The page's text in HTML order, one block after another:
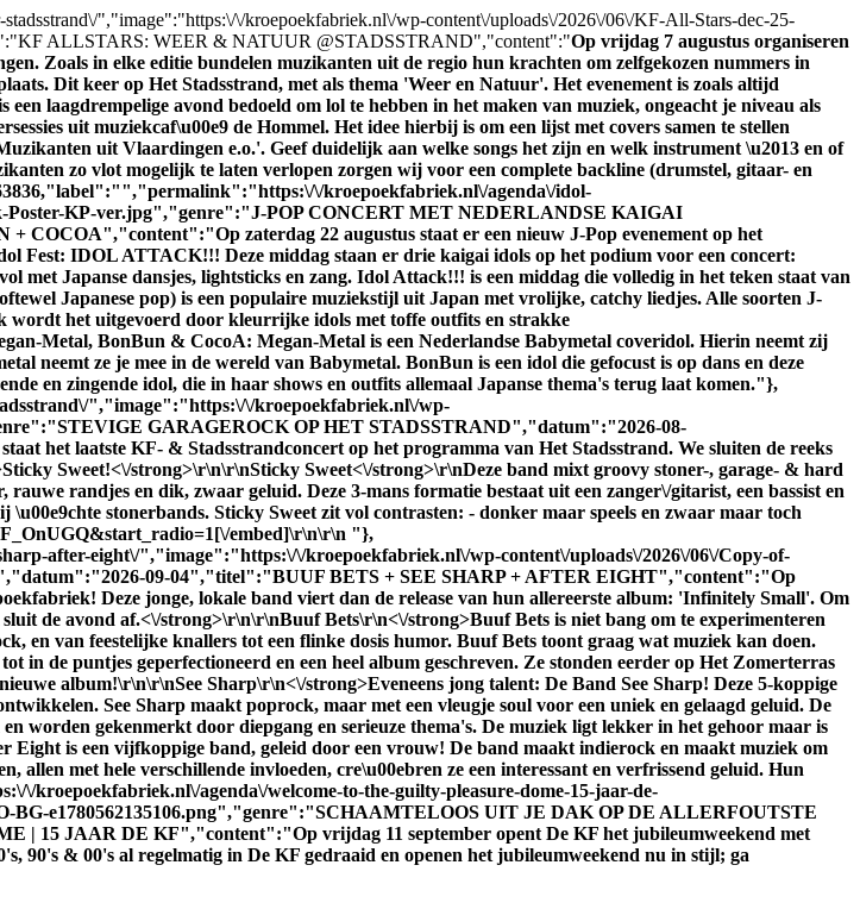
","image":"https:\/\/kroepoekfabriek.nl\/wp-content\/uploads\/2026\/06\/KF-All-Stars-dec-25-
ALLSTARS: WEER & NATUUR @STADSSTRAND","content":"Op vrijdag 7 augustus organiseren
Zoals in elke editie bundelen muzikanten uit de regio hun krachten om zelfgekozen nummers in
Dit keer op Het Stadsstrand, met als thema 'Weer en Natuur'. Het evenement is zoals altijd
een laagdrempelige avond bedoeld om lol te hebben in het maken van muziek, ongeacht je niveau als
uit muziekcaf\u00e9 de Hommel. Het idee hierbij is om een lijst met covers samen te stellen
uit Vlaardingen e.o.'. Geef duidelijk aan welke songs het zijn en welk instrument \u2013 en of
zo vlot mogelijk te laten verlopen zorgen wij voor een complete backline (drumstel, gitaar- en
\/kroepoekfabriek.nl\/agenda\/idol-
Poster-KP-ver.jpg","genre":"J-POP CONCERT MET NEDERLANDSE KAIGAI
+ COCOA","content":"Op zaterdag 22 augustus staat er een nieuw J-Pop evenement op het
Fest: IDOL ATTACK!!! Deze middag staan er drie kaigai idols op het podium voor een concert:
met Japanse dansjes, lightsticks en zang. Idol Attack!!! is een middag die volledig in het teken staat van
Japanese pop) is een populaire muziekstijl uit Japan met vrolijke, catchy liedjes. Alle soorten J-
het uitgevoerd door kleurrijke idols met toffe outfits en strakke
Metal, BonBun & CocoA: Megan-Metal is een Nederlandse Babymetal coveridol. Hierin neemt zij
neemt ze je mee in de wereld van Babymetal. BonBun is een idol die gefocust is op dans en deze
en zingende idol, die in haar shows en outfits allemaal Japanse thema's terug laat komen."},
","image":"https:\/\/kroepoekfabriek.nl\/wp-
GARAGEROCK OP HET STADSSTRAND","datum":"2026-08-
het laatste KF- & Stadsstrandconcert op het programma van Het Stadsstrand. We sluiten de reeks
Sticky Sweet!<\/strong>\r\n\r\nSticky Sweet<\/strong>\r\nDeze band mixt groovy stoner-, garage- & hard
randjes en dik, zwaar geluid. Deze 3-mans formatie bestaat uit een zanger\/gitarist, een bassist en
stonerbands. Sticky Sweet zit vol contrasten: - donker maar speels en zwaar maar toch
embed]\r\n\r\n "},
after-eight\/","image":"https:\/\/kroepoekfabriek.nl\/wp-content\/uploads\/2026\/06\/Copy-of-
09-04","titel":"BUUF BETS + SEE SHARP + AFTER EIGHT","content":"Op
Deze jonge, lokale band viert dan de release van hun allereerste album: 'Infinitely Small'. Om
sluit de avond af.<\/strong>\r\n\r\nBuuf Bets\r\n<\/strong>Buuf Bets is niet bang om te experimenteren
en van feestelijke knallers tot een flinke dosis humor. Buuf Bets toont graag wat muziek kan doen.
in de puntjes geperfectioneerd en een heel album geschreven. Ze stonden eerder op Het Zomerterras
album!\r\n\r\nSee Sharp\r\n<\/strong>Eveneens jong talent: De Band See Sharp! Deze 5-koppige
See Sharp maakt poprock, maar met een vleugje soul voor een uniek en gelaagd geluid. De
worden gekenmerkt door diepgang en serieuze thema's. De muziek ligt lekker in het gehoor maar is
is een vijfkoppige band, geleid door een vrouw! De band maakt indierock en maakt muziek om
met hele verschillende invloeden, cre\u00ebren ze een interessant en verfrissend geluid. Hun
agenda\/welcome-to-the-guilty-pleasure-dome-15-jaar-de-
BG-e1780562135106.png","genre":"SCHAAMTELOOS UIT JE DAK OP DE ALLERFOUTSTE
| 15 JAAR DE KF","content":"Op vrijdag 11 september opent De KF het jubileumweekend met
90's & 00's al regelmatig in De KF gedraaid en openen het jubileumweekend nu in stijl; ga